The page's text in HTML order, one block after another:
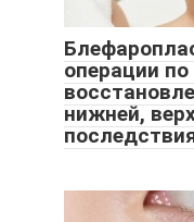
операции
нижней,